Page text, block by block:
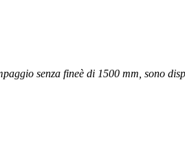
senza fineè di 1500 mm, sono